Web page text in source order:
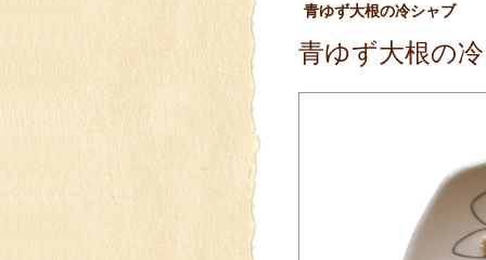
青ゆず大根の冷シャブ
青ゆず大根の